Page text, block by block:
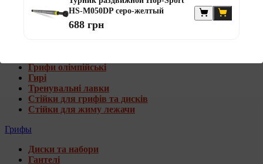
Диски та набори
Грифи олімпійські
Гирі
Тренувальні лавки
Стійки для грифів та дисків
Стійки для жиму лежачи
Грифы
Диски та набори
Гантелі
HS-M050DP серо-желтый
688 грн